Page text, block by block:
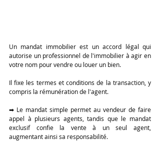
Un mandat immobilier est un accord légal qui
autorise un professionnel de l'immobilier à agir en
votre nom pour vendre ou louer un bien.
Il fixe les termes et conditions de la transaction, y
compris la rémunération de l'agent.
➡ Le mandat simple permet au vendeur de faire
appel à plusieurs agents, tandis que le mandat
exclusif confie la vente à un seul agent,
augmentant ainsi sa responsabilité.